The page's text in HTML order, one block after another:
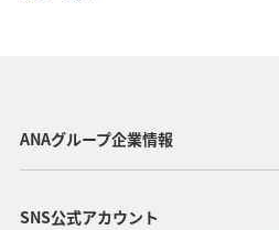
ANAグループ企業情報
SNS公式アカウント